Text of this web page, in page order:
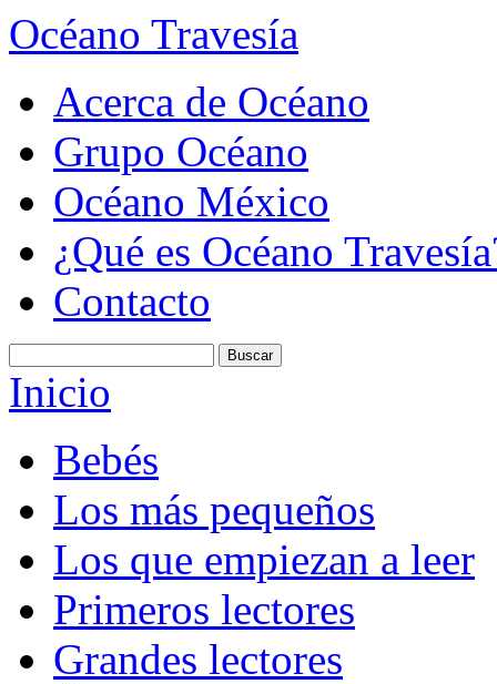
Océano Travesía
Acerca de Océano
Grupo Océano
Océano México
¿Qué es Océano
Contacto
Inicio
Bebés
Los más pequeños
Los que empiezan a leer
Primeros lectores
Grandes lectores